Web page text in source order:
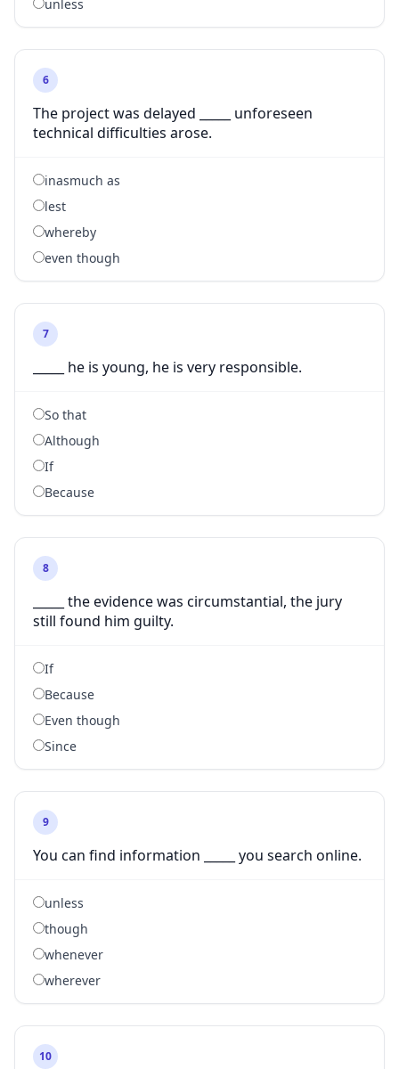
unless
6
The project was delayed _____ unforeseen
technical difficulties arose.
inasmuch as
lest
whereby
even though
7
_____ he is young, he is very responsible.
So that
Although
If
Because
8
_____ the evidence was circumstantial, the jury
still found him guilty.
If
Because
Even though
Since
9
You can find information _____ you search online.
unless
though
whenever
wherever
10